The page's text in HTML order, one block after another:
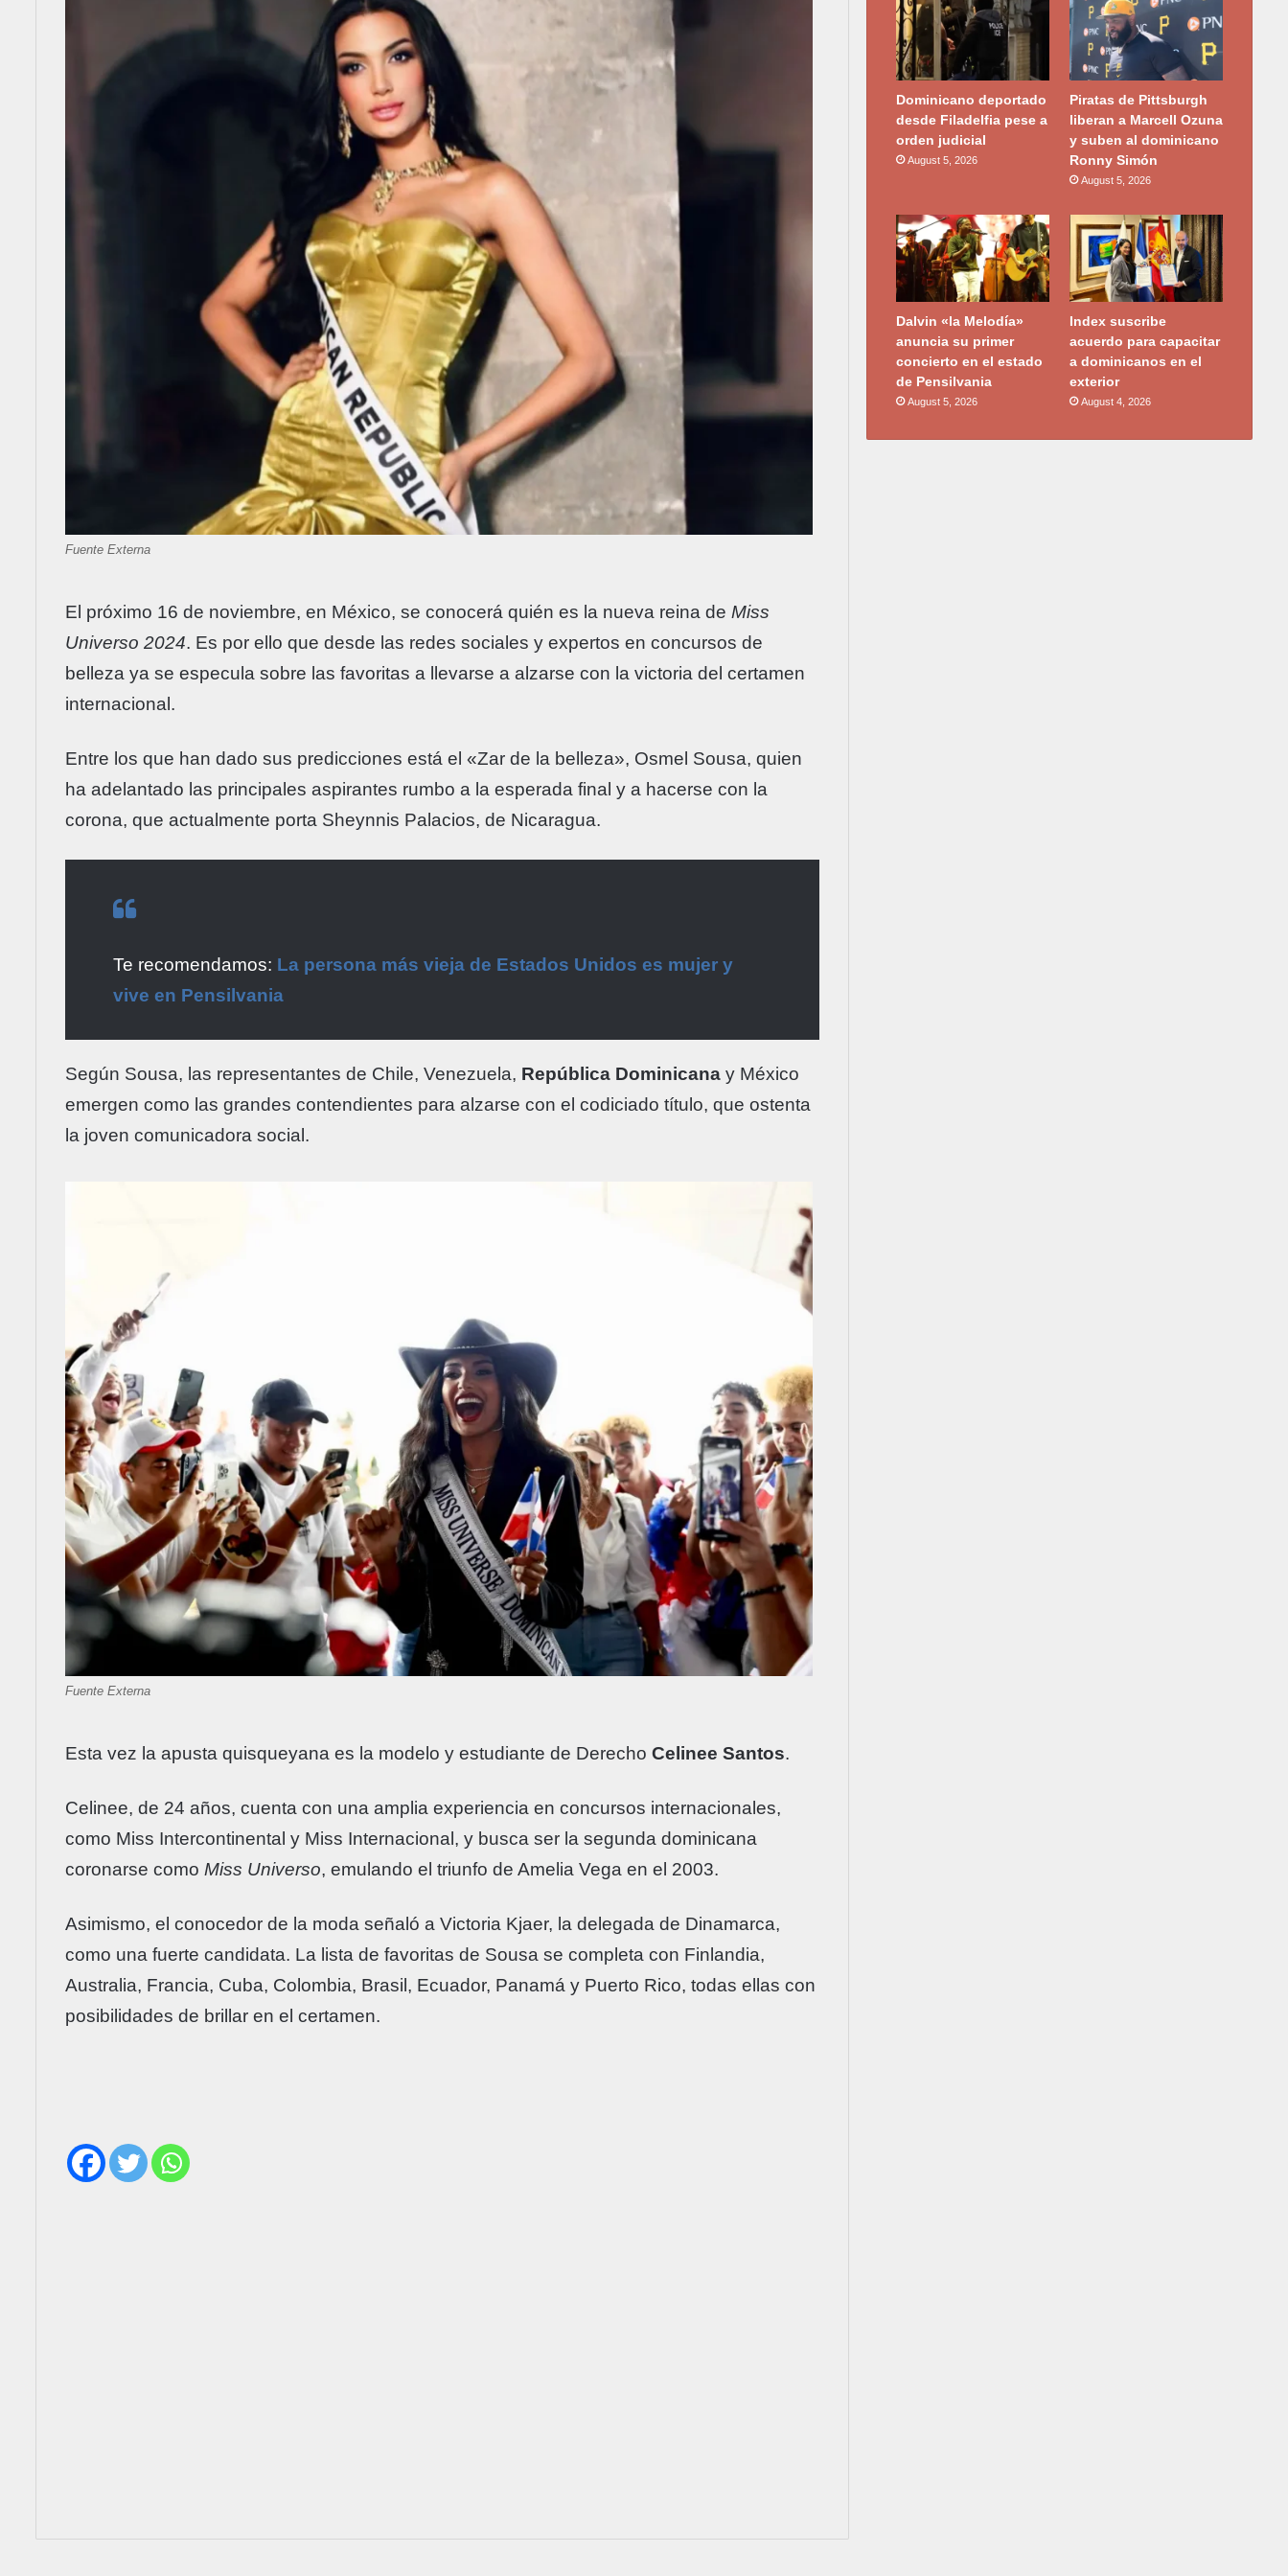
Fuente Externa
El próximo 16 de noviembre, en México, se conocerá quién es la nueva reina de Miss
Universo 2024. Es por ello que desde las redes sociales y expertos en concursos de
belleza ya se especula sobre las favoritas a llevarse a alzarse con la victoria del certamen
internacional.
Entre los que han dado sus predicciones está el «Zar de la belleza», Osmel Sousa, quien
ha adelantado las principales aspirantes rumbo a la esperada final y a hacerse con la
corona, que actualmente porta Sheynnis Palacios, de Nicaragua.
Te recomendamos: La persona más vieja de Estados Unidos es mujer y
vive en Pensilvania
Según Sousa, las representantes de Chile, Venezuela, República Dominicana y México
emergen como las grandes contendientes para alzarse con el codiciado título, que ostenta
la joven comunicadora social.
Fuente Externa
Esta vez la apusta quisqueyana es la modelo y estudiante de Derecho Celinee Santos.
Celinee, de 24 años, cuenta con una amplia experiencia en concursos internacionales,
como Miss Intercontinental y Miss Internacional, y busca ser la segunda dominicana
coronarse como Miss Universo, emulando el triunfo de Amelia Vega en el 2003.
Asimismo, el conocedor de la moda señaló a Victoria Kjaer, la delegada de Dinamarca,
como una fuerte candidata. La lista de favoritas de Sousa se completa con Finlandia,
Australia, Francia, Cuba, Colombia, Brasil, Ecuador, Panamá y Puerto Rico, todas ellas con
posibilidades de brillar en el certamen.
Dominicano deportado
desde Filadelfia pese a
orden judicial
August 5, 2026
Piratas de Pittsburgh
liberan a Marcell Ozuna
y suben al dominicano
Ronny Simón
August 5, 2026
Dalvin «la Melodía»
anuncia su primer
concierto en el estado
de Pensilvania
August 5, 2026
Index suscribe
acuerdo para capacitar
a dominicanos en el
exterior
August 4, 2026